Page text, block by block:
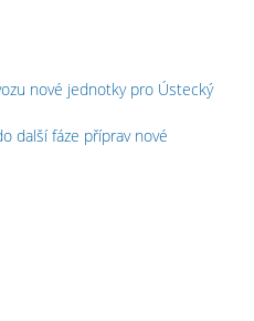
nové jednotky pro Ústecký
další fáze příprav nové